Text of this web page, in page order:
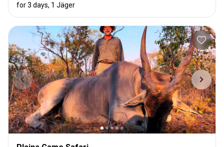
for 3 days, 1 Jäger